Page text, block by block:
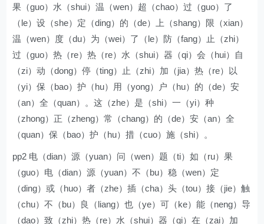
果（guo）水（shui）温（wen）超（chao）过（guo）了
（le）设（she）定（ding）的（de）上（shang）限（xian）
温（wen）度（du）为（wei）了（le）防（fang）止（zhi）
过（guo）热（re）热（re）水（shui）器（qi）会（hui）自
（zi）动（dong）停（ting）止（zhi）加（jia）热（re）以
（yi）保（bao）护（hu）用（yong）户（hu）的（de）安
（an）全（quan）。这（zhe）是（shi）一（yi）种
（zhong）正（zheng）常（chang）的（de）安（an）全
（quan）保（bao）护（hu）措（cuo）施（shi）。
pp2 电（dian）源（yuan）问（wen）题（ti）如（ru）果
（guo）电（dian）源（yuan）不（bu）稳（wen）定
（ding）或（huo）者（zhe）插（cha）头（tou）接（jie）触
（chu）不（bu）良（liang）也（ye）可（ke）能（neng）导
（dao）致（zhi）热（re）水（shui）器（qi）在（zai）加